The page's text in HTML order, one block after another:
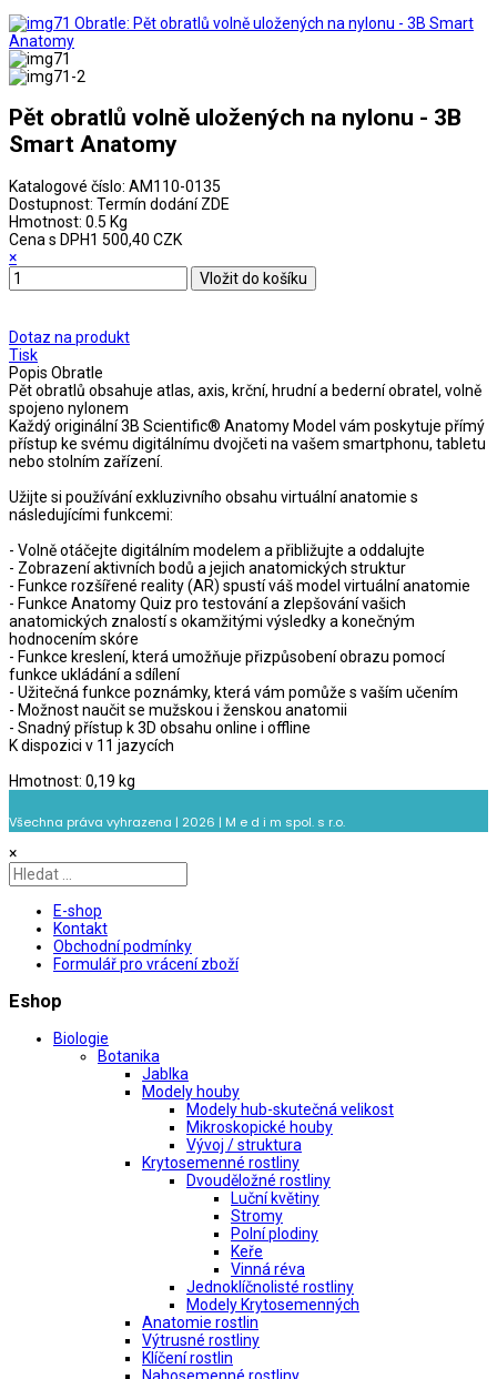
Pět obratlů volně uložených na nylonu - 3B
Smart Anatomy
Katalogové číslo: AM110-0135
Dostupnost: Termín dodání ZDE
Hmotnost: 0.5 Kg
Cena s DPH1 500,40 CZK
×
Dotaz na produkt
Tisk
Popis Obratle
Pět obratlů obsahuje atlas, axis, krční, hrudní a bederní obratel, volně
spojeno nylonem
Každý originální 3B Scientific® Anatomy Model vám poskytuje přímý
přístup ke svému digitálnímu dvojčeti na vašem smartphonu, tabletu
nebo stolním zařízení.
Užijte si používání exkluzivního obsahu virtuální anatomie s
následujícími funkcemi:
- Volně otáčejte digitálním modelem a přibližujte a oddalujte
- Zobrazení aktivních bodů a jejich anatomických struktur
- Funkce rozšířené reality (AR) spustí váš model virtuální anatomie
- Funkce Anatomy Quiz pro testování a zlepšování vašich
anatomických znalostí s okamžitými výsledky a konečným
hodnocením skóre
- Funkce kreslení, která umožňuje přizpůsobení obrazu pomocí
funkce ukládání a sdílení
- Užitečná funkce poznámky, která vám pomůže s vaším učením
- Možnost naučit se mužskou i ženskou anatomii
- Snadný přístup k 3D obsahu online i offline
K dispozici v 11 jazycích
Hmotnost: 0,19 kg
Všechna práva vyhrazena | 2026 | M e d i m spol. s r.o.
×
E-shop
Kontakt
Obchodní podmínky
Formulář pro vrácení zboží
Eshop
Biologie
Botanika
Jablka
Modely houby
Modely hub-skutečná velikost
Mikroskopické houby
Vývoj / struktura
Krytosemenné rostliny
Dvouděložné rostliny
Luční květiny
Stromy
Polní plodiny
Keře
Vinná réva
Jednoklíčnolisté rostliny
Modely Krytosemenných
Anatomie rostlin
Výtrusné rostliny
Klíčení rostlin